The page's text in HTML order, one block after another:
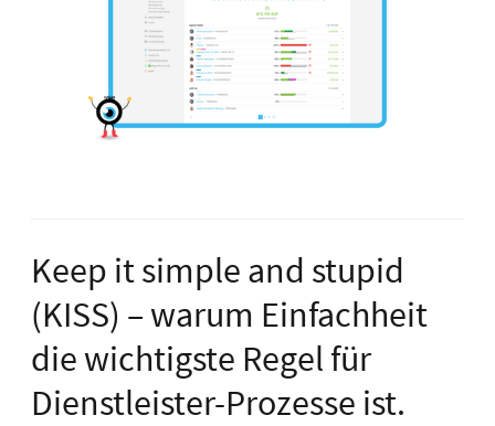
Keep it simple and stupid
(KISS) – warum Einfachheit
die wichtigste Regel für
Dienstleister-Prozesse ist.